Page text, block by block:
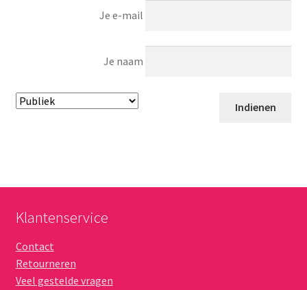
Je e-mail
Je naam
Klantenservice
Contact
Retourneren
Veel gestelde vragen